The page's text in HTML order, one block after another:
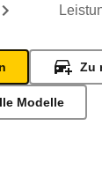
Zu
Modelle